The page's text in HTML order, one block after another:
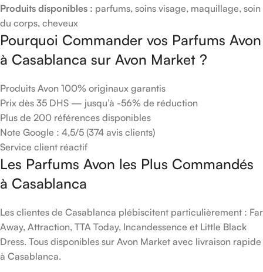
Produits disponibles : parfums, soins visage, maquillage, soin
du corps, cheveux
Pourquoi Commander vos Parfums Avon
à Casablanca sur Avon Market ?
Produits Avon 100% originaux garantis
Prix dès 35 DHS — jusqu’à -56% de réduction
Plus de 200 références disponibles
Note Google : 4,5/5 (374 avis clients)
Service client réactif
Les Parfums Avon les Plus Commandés
à Casablanca
Les clientes de Casablanca plébiscitent particulièrement : Far
Away, Attraction, TTA Today, Incandessence et Little Black
Dress. Tous disponibles sur Avon Market avec livraison rapide
à Casablanca.